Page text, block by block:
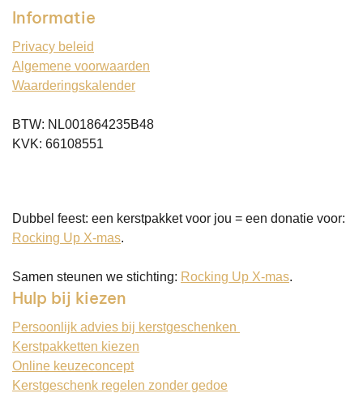
Informatie
Privacy beleid
Algemene voorwaarden
Waarderingskalender
BTW: NL001864235B48
KVK: 66108551
Dubbel feest: een kerstpakket voor jou = een donatie voor:
Rocking Up X-mas.
Samen steunen we stichting: Rocking Up X-mas.
Hulp bij kiezen
Persoonlijk advies bij kerstgeschenken
Kerstpakketten kiezen
Online keuzeconcept
Kerstgeschenk regelen zonder gedoe